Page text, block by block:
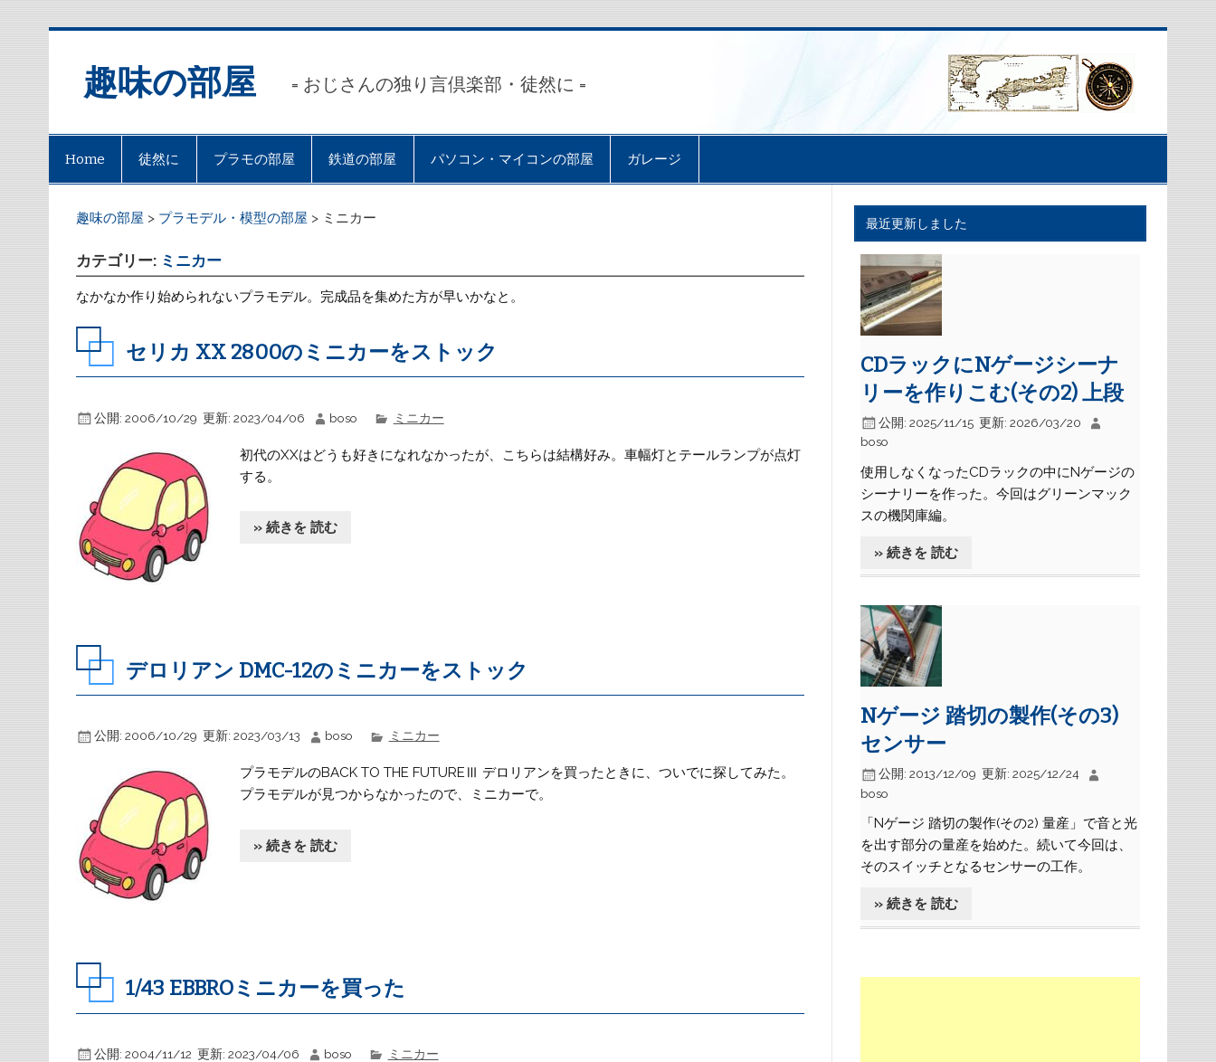
趣味の部屋 = おじさんの独り言倶楽部・徒然に =
Home 徒然に プラモの部屋 鉄道の部屋 パソコン・マイコンの部屋 ガレージ
趣味の部屋 > プラモデル・模型の部屋 > ミニカー
カテゴリー: ミニカー
なかなか作り始められないプラモデル。完成品を集めた方が早いかなと。
セリカ XX 2800のミニカーをストック
公開: 2006/10/29 更新: 2023/04/06 boso ミニカー
初代のXXはどうも好きになれなかったが、こちらは結構好み。車幅灯とテールランプが点灯
する。
» 続きを 読む
デロリアン DMC-12のミニカーをストック
公開: 2006/10/29 更新: 2023/03/13 boso ミニカー
プラモデルのBACK TO THE FUTUREⅢ デロリアンを買ったときに、ついでに探してみた。
プラモデルが見つからなかったので、ミニカーで。
» 続きを 読む
1/43 EBBROミニカーを買った
公開: 2004/11/12 更新: 2023/04/06 boso ミニカー
最近更新しました
CDラックにNゲージシーナ
リーを作りこむ(その2) 上段
公開: 2025/11/15 更新: 2026/03/20
boso
使用しなくなったCDラックの中にNゲージの
シーナリーを作った。今回はグリーンマック
スの機関庫編。
» 続きを 読む
Nゲージ 踏切の製作(その3)
センサー
公開: 2013/12/09 更新: 2025/12/24
boso
「Nゲージ 踏切の製作(その2) 量産」で音と光
を出す部分の量産を始めた。続いて今回は、
そのスイッチとなるセンサーの工作。
» 続きを 読む